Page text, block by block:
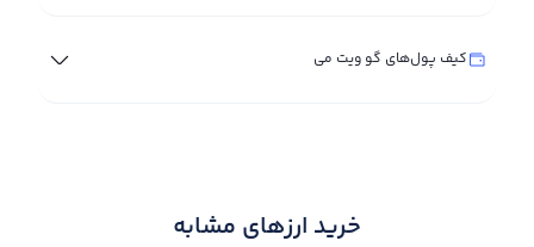
کیف پول‌های گو ویت می
خرید ارزهای مشابه